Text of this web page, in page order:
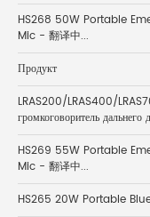
HS268 50W Portable
Mic - 翻译中...
Продукт
LRAS200/LRAS400/
громкоговоритель дальнего
HS269 55W Portable
Mic - 翻译中...
HS265 20W Portable